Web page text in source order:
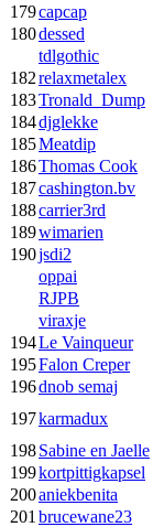
179capcap
180dessed
tdlgothic
182relaxmetalex
183Tronald_Dump
184djglekke
185Meatdip
186Thomas Cook
187cashington.bv
188carrier3rd
189wimarien
190jsdi2
oppai
RJPB
viraxje
194Le Vainqueur
195Falon Creper
196dnob semaj
197karmadux
198Sabine en Jaelle
199kortpittigkapsel
200aniekbenita
201 brucewane23